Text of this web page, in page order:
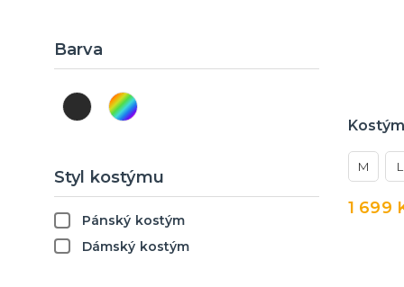
Barva
Styl kostýmu
Pánský kostým
Dámský kostým
M L
1 699